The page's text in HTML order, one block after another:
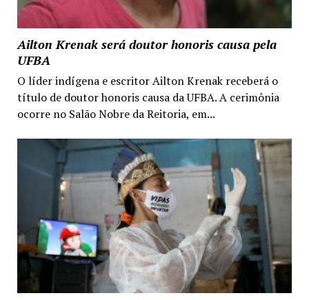
Ailton Krenak será doutor honoris causa pela
UFBA
O líder indígena e escritor Ailton Krenak receberá o
título de doutor honoris causa da UFBA. A cerimônia
ocorre no Salão Nobre da Reitoria, em...